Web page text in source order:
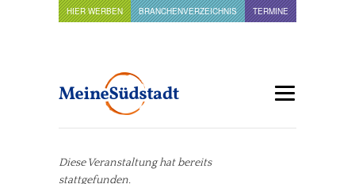
HIER WERBEN BRANCHENVERZEICHNIS TERMINE
Diese Veranstaltung hat bereits
stattgefunden.